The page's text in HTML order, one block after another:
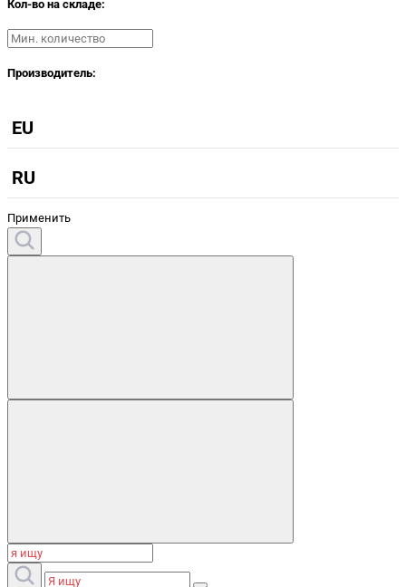
Кол-во на складе:
Производитель:
EU
RU
Применить